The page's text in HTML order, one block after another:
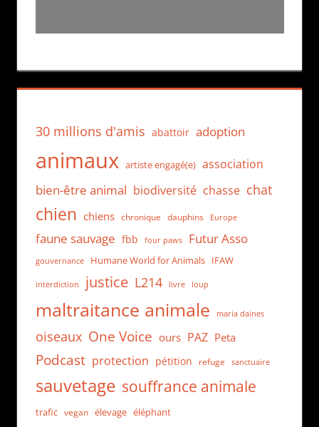
30 millions d'amis abattoir adoption
animaux artiste engagé(e) association
bien-être animal biodiversité chasse chat
chien chiens chronique dauphins Europe
faune sauvage fbb four paws Futur Asso
gouvernance Humane World for Animals IFAW
interdiction justice L214 livre loup
maltraitance animale maria daines
oiseaux One Voice ours PAZ Peta
Podcast protection pétition refuge sanctuaire
sauvetage souffrance animale
trafic vegan élevage éléphant